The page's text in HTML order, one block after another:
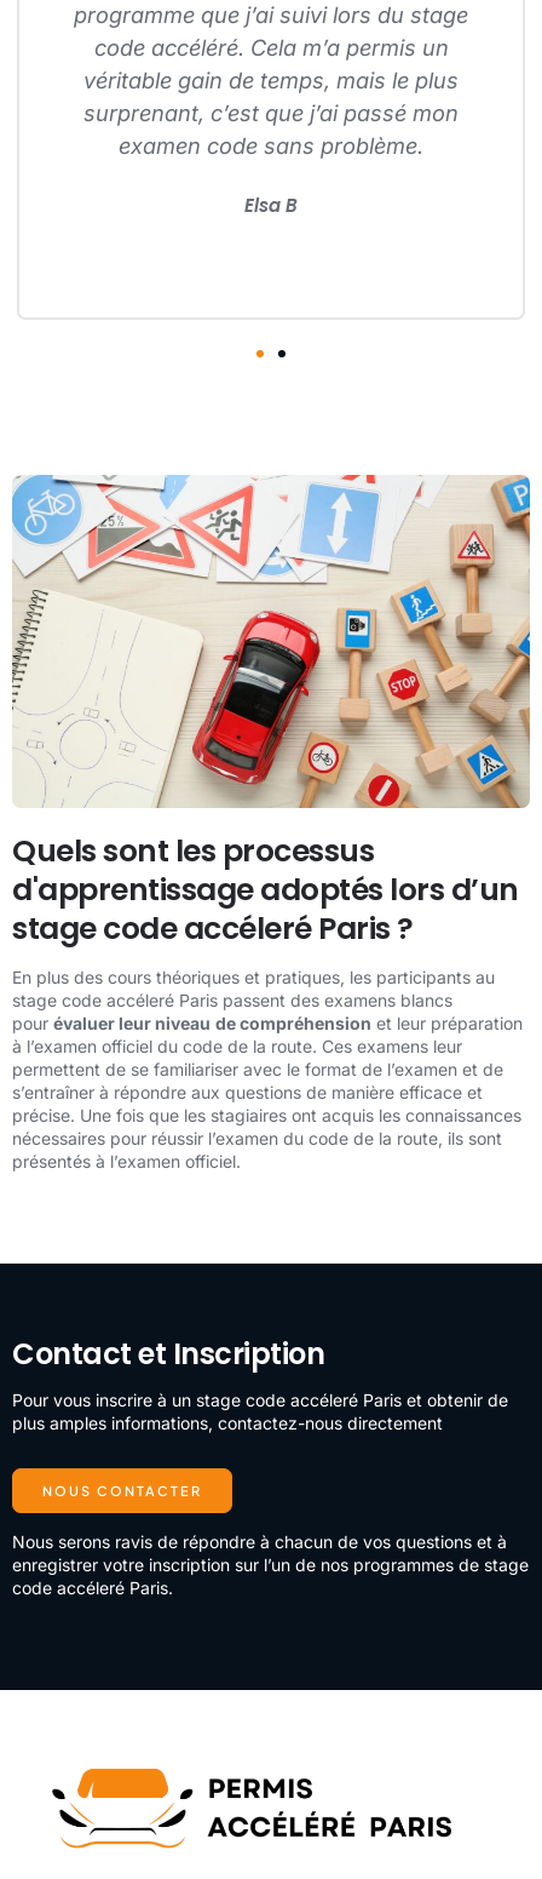
programme que j’ai suivi lors du stage
code accéléré. Cela m’a permis un
véritable gain de temps, mais le plus
surprenant, c’est que j’ai passé mon
examen code sans problème.
Elsa B
Quels sont les processus
d'apprentissage adoptés lors d’un
stage code accéleré Paris ?
En plus des cours théoriques et pratiques, les participants au
stage code accéleré Paris passent des examens blancs
pour évaluer leur niveau de compréhension et leur préparation
à l’examen officiel du code de la route. Ces examens leur
permettent de se familiariser avec le format de l’examen et de
s’entraîner à répondre aux questions de manière efficace et
précise. Une fois que les stagiaires ont acquis les connaissances
nécessaires pour réussir l’examen du code de la route, ils sont
présentés à l’examen officiel.
Contact et Inscription
Pour vous inscrire à un stage code accéleré Paris et obtenir de
plus amples informations, contactez-nous directement
NOUS CONTACTER
Nous serons ravis de répondre à chacun de vos questions et à
enregistrer votre inscription sur l’un de nos programmes de stage
code accéleré Paris.